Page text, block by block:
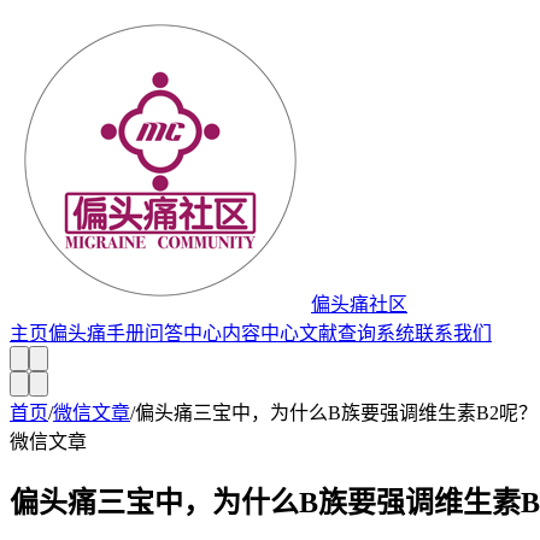
偏头痛社区
主页偏头痛手册问答中心内容中心文献查询系统联系我们
首页/微信文章/偏头痛三宝中，为什么B族要强调维生素B2呢？
微信文章
偏头痛三宝中，为什么B族要强调维生素